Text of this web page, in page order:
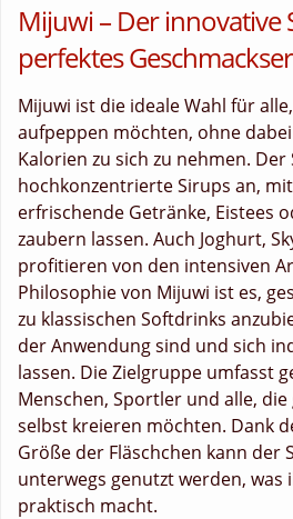
Mijuwi – Der innovative
perfektes
Mijuwi ist die ideale Wahl für
aufpeppen möchten, ohne
Kalorien zu sich zu nehmen.
hochkonzentrierte Sirups an,
erfrischende Getränke, Eistees
zaubern lassen. Auch Joghurt,
profitieren von den intensiven
Philosophie von Mijuwi ist es,
zu klassischen Softdrinks
der Anwendung sind und sich
lassen. Die Zielgruppe umfasst
Menschen, Sportler und alle,
selbst kreieren möchten. Dank
Größe der Fläschchen kann der
unterwegs genutzt werden, was
praktisch macht.